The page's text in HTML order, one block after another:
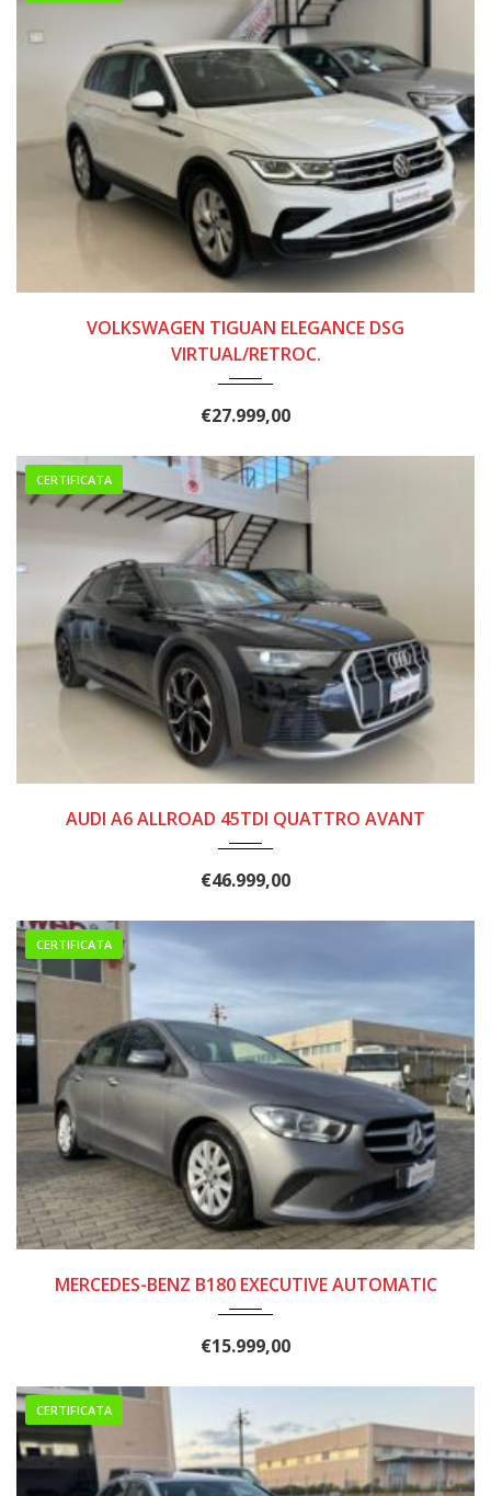
VOLKSWAGEN TIGUAN ELEGANCE DSG
VIRTUAL/RETROC.
€27.999,00
CERTIFICATA
AUDI A6 ALLROAD 45TDI QUATTRO AVANT
€46.999,00
CERTIFICATA
MERCEDES-BENZ B180 EXECUTIVE AUTOMATIC
€15.999,00
CERTIFICATA